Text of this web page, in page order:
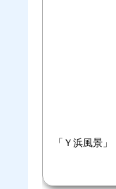
「Ｙ浜風景」